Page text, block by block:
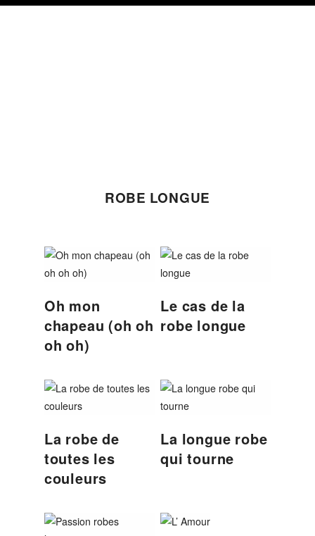
ROBE LONGUE
Oh mon
chapeau (oh oh
oh oh)
Le cas de la
robe longue
La robe de
toutes les
couleurs
La longue robe
qui tourne